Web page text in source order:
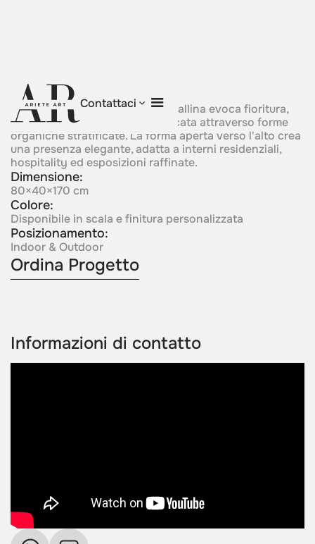
Contattaci
Blossom of Light
Una composizione floreale cristallina evoca fioritura,
morbidezza ed espansione delicata attraverso forme
organiche stratificate. La forma aperta verso l'alto crea
una presenza elegante, adatta a interni residenziali,
hospitality ed esposizioni raffinate.
Dimensione:
80×40×170 cm
Colore:
Disponibile in scala e finitura personalizzata
Posizionamento:
Indoor & Outdoor
Ordina Progetto
Informazioni di contatto